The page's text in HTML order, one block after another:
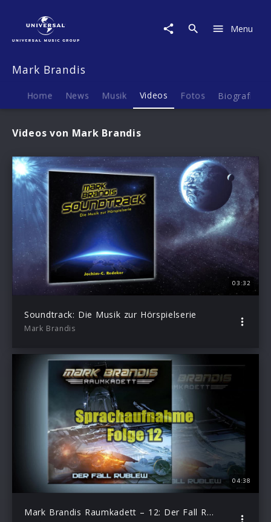
Videos
Menu
Mark Brandis
Home News Musik Videos Fotos Biografie
Videos von Mark Brandis
03:32
Soundtrack: Die Musik zur Hörspielserie
Mark Brandis
04:38
Mark Brandis Raumkadett – 12: Der Fall Rublew (Sprachaufnahme)